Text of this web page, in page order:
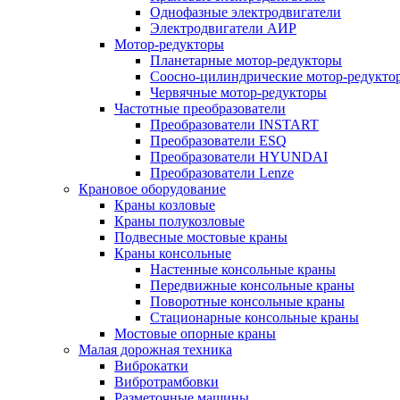
Однофазные электродвигатели
Электродвигатели АИР
Мотор-редукторы
Планетарные мотор-редукторы
Соосно-цилиндрические мотор-
Червячные мотор-редукторы
Частотные преобразователи
Преобразователи INSTART
Преобразователи ESQ
Преобразователи HYUNDAI
Преобразователи Lenze
Крановое оборудование
Краны козловые
Краны полукозловые
Подвесные мостовые краны
Краны консольные
Настенные консольные краны
Передвижные консольные краны
Поворотные консольные краны
Стационарные консольные краны
Мостовые опорные краны
Малая дорожная техника
Виброкатки
Вибротрамбовки